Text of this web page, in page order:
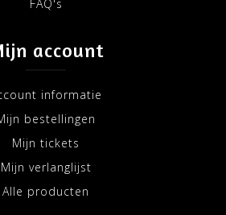
FAQ's
account
informatie
bestellingen
Mijn tickets
Mijn verlanglijst
Alle producten